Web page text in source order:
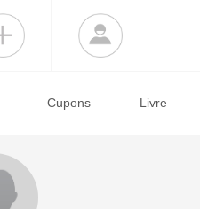
Cupons Livre